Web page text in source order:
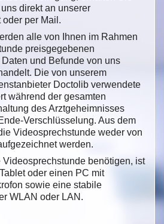
direkt an unserer
per Mail.
alle von Ihnen im Rahmen
preisgegebenen
und Befunde von uns
Die von unserem
Doctolib verwendete
während der gesamten
des Arztgeheimnisses
Verschlüsselung. Aus dem
Videosprechstunde weder von
werden.
benötigen, ist
oder einen PC mit
sowie eine stabile
WLAN oder LAN.